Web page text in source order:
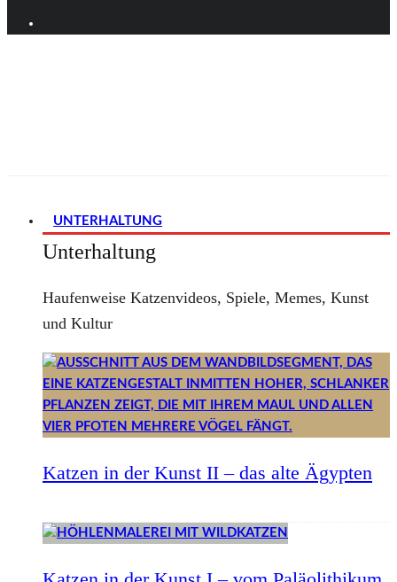
UNTERHALTUNG
Unterhaltung
Haufenweise Katzenvideos, Spiele, Memes, Kunst
und Kultur
Katzen in der Kunst II – das alte Ägypten